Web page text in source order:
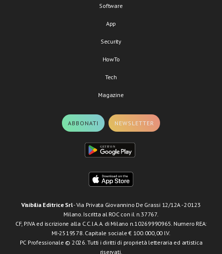
Software
App
Security
HowTo
Tech
Magazine
ABBONATI NEWSLETTER
Visibilia Editrice Srl- Via Privata Giovannino De Grassi 12/12A - 20123
Milano. Iscritta al ROC con il n.37767.
CF, P.IVA ed iscrizione alla C.C.I.A.A. di Milano n.10269990965. Numero REA:
MI-2519578. Capitale sociale € 100.000,00 I.V.
PC Professionale © 2026. Tutti i diritti di proprietà letteraria ed artistica
riservati.